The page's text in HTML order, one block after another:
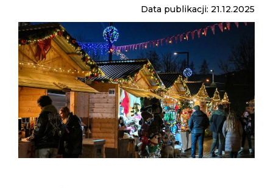
Data publikacji: 21.12.2025